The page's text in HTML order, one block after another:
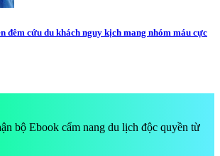
đêm cứu du khách nguy kịch mang nhóm máu cực
bộ Ebook cẩm nang du lịch độc quyền từ